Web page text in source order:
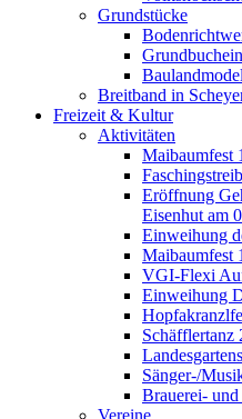
Grundstücke
Breitband in
Freizeit & Kultur
Aktivitäten
Maibaumfest
Eröffnung
Eisenhut am
Einweihung
Maibaumfest
VGI-Flexi
Einweihung
Schäfflertanz
Sänger-/
Brauerei-
Vereine